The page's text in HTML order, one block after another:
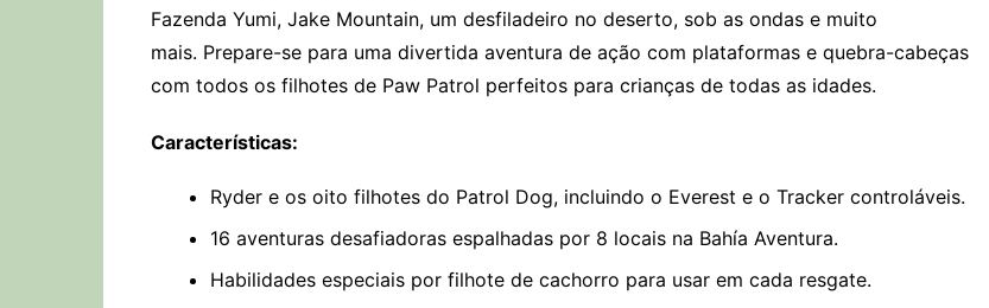
Fazenda Yumi, Jake Mountain, um desfiladeiro no deserto, sob as ondas e muito
mais. Prepare-se para uma divertida aventura de ação com plataformas e quebra-cabeças
com todos os filhotes de Paw Patrol perfeitos para crianças de todas as idades.
Características:
Ryder e os oito filhotes do Patrol Dog, incluindo o Everest e o Tracker controláveis.
16 aventuras desafiadoras espalhadas por 8 locais na Bahía Aventura.
Habilidades especiais por filhote de cachorro para usar em cada resgate.